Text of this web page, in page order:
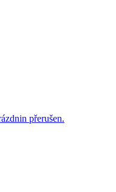
přerušen.